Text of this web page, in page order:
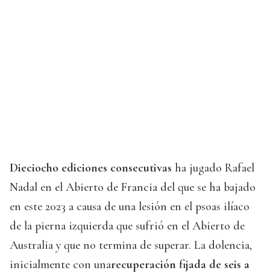
Dieciocho ediciones consecutivas ha jugado Rafael
Nadal en el Abierto de Francia del que se ha bajado
en este 2023 a causa de una lesión en el psoas ilíaco
de la pierna izquierda que sufrió en el Abierto de
Australia y que no termina de superar. La dolencia,
inicialmente con unarecuperación fijada de seis a